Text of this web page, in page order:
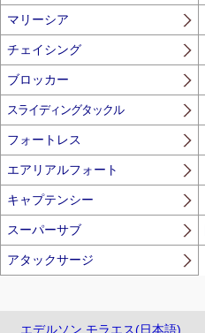
マリーシア
チェイシング
ブロッカー
スライディングタックル
フォートレス
エアリアルフォート
キャプテンシー
スーパーサブ
アタックサージ
エデルソン モラエス(日本語)